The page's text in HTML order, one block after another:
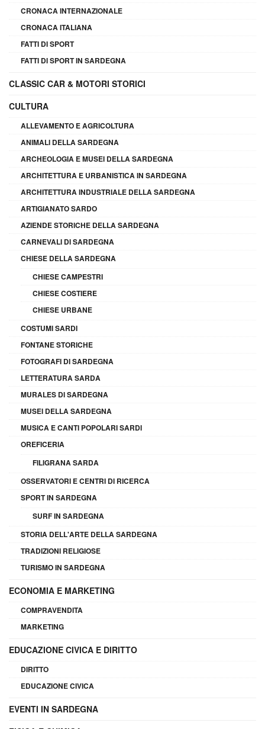
CRONACA INTERNAZIONALE
CRONACA ITALIANA
FATTI DI SPORT
FATTI DI SPORT IN SARDEGNA
CLASSIC CAR & MOTORI STORICI
CULTURA
ALLEVAMENTO E AGRICOLTURA
ANIMALI DELLA SARDEGNA
ARCHEOLOGIA E MUSEI DELLA SARDEGNA
ARCHITETTURA E URBANISTICA IN SARDEGNA
ARCHITETTURA INDUSTRIALE DELLA SARDEGNA
ARTIGIANATO SARDO
AZIENDE STORICHE DELLA SARDEGNA
CARNEVALI DI SARDEGNA
CHIESE DELLA SARDEGNA
CHIESE CAMPESTRI
CHIESE COSTIERE
CHIESE URBANE
COSTUMI SARDI
FONTANE STORICHE
FOTOGRAFI DI SARDEGNA
LETTERATURA SARDA
MURALES DI SARDEGNA
MUSEI DELLA SARDEGNA
MUSICA E CANTI POPOLARI SARDI
OREFICERIA
FILIGRANA SARDA
OSSERVATORI E CENTRI DI RICERCA
SPORT IN SARDEGNA
SURF IN SARDEGNA
STORIA DELL'ARTE DELLA SARDEGNA
TRADIZIONI RELIGIOSE
TURISMO IN SARDEGNA
ECONOMIA E MARKETING
COMPRAVENDITA
MARKETING
EDUCAZIONE CIVICA E DIRITTO
DIRITTO
EDUCAZIONE CIVICA
EVENTI IN SARDEGNA